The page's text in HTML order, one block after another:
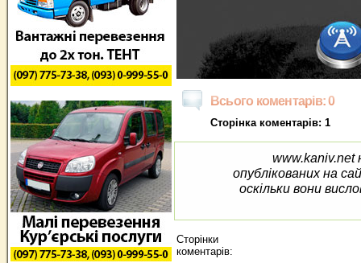
Всього коментарів: 0
Сторінка коментарів: 1
www.kaniv.net
опублікованих на
оскільки вони
Сторінки
коментарів: